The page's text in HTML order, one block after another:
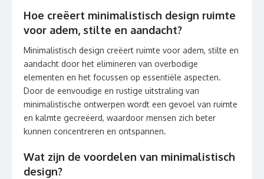
Hoe creëert minimalistisch design ruimte
voor adem, stilte en aandacht?
Minimalistisch design creëert ruimte voor adem, stilte en
aandacht door het elimineren van overbodige
elementen en het focussen op essentiële aspecten.
Door de eenvoudige en rustige uitstraling van
minimalistische ontwerpen wordt een gevoel van ruimte
en kalmte gecreëerd, waardoor mensen zich beter
kunnen concentreren en ontspannen.
Wat zijn de voordelen van minimalistisch
design?